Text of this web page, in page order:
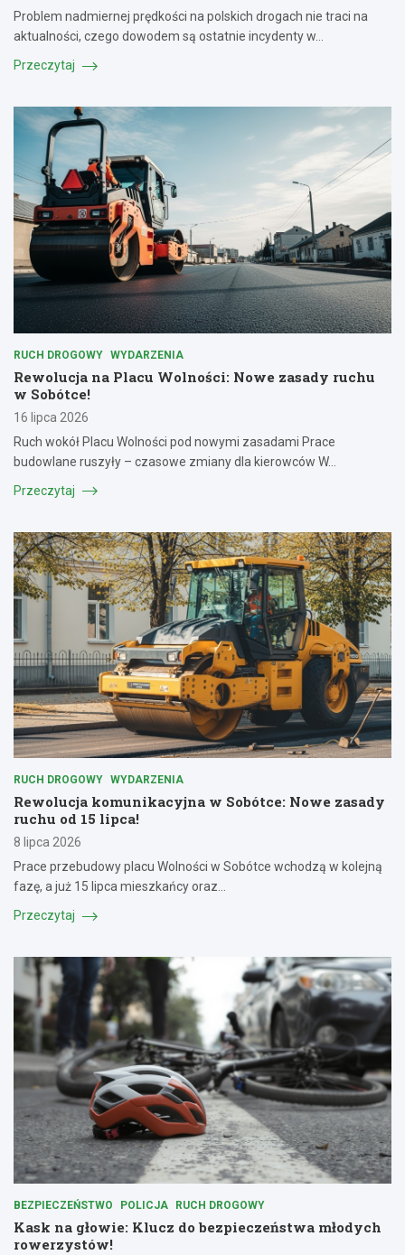
Problem nadmiernej prędkości na polskich drogach nie traci na
aktualności, czego dowodem są ostatnie incydenty w…
Przeczytaj
RUCH DROGOWY WYDARZENIA
Rewolucja na Placu Wolności: Nowe zasady ruchu
w Sobótce!
16 lipca 2026
Ruch wokół Placu Wolności pod nowymi zasadami Prace
budowlane ruszyły – czasowe zmiany dla kierowców W…
Przeczytaj
RUCH DROGOWY WYDARZENIA
Rewolucja komunikacyjna w Sobótce: Nowe zasady
ruchu od 15 lipca!
8 lipca 2026
Prace przebudowy placu Wolności w Sobótce wchodzą w kolejną
fazę, a już 15 lipca mieszkańcy oraz…
Przeczytaj
BEZPIECZEŃSTWO POLICJA RUCH DROGOWY
Kask na głowie: Klucz do bezpieczeństwa młodych
rowerzystów!